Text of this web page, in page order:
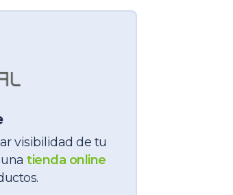
visibilidad de tu
unatienda online